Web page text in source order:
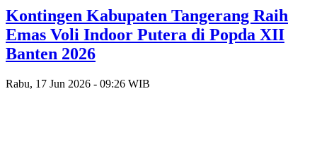
Kontingen Kabupaten Tangerang Raih
Emas Voli Indoor Putera di Popda XII
Banten 2026
Rabu, 17 Jun 2026 - 09:26 WIB